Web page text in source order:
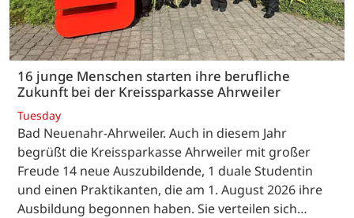
16 junge Menschen starten ihre berufliche
Zukunft bei der Kreissparkasse Ahrweiler
Tuesday
Bad Neuenahr-Ahrweiler. Auch in diesem Jahr
begrüßt die Kreissparkasse Ahrweiler mit großer
Freude 14 neue Auszubildende, 1 duale Studentin
und einen Praktikanten, die am 1. August 2026 ihre
Ausbildung begonnen haben. Sie verteilen sich…